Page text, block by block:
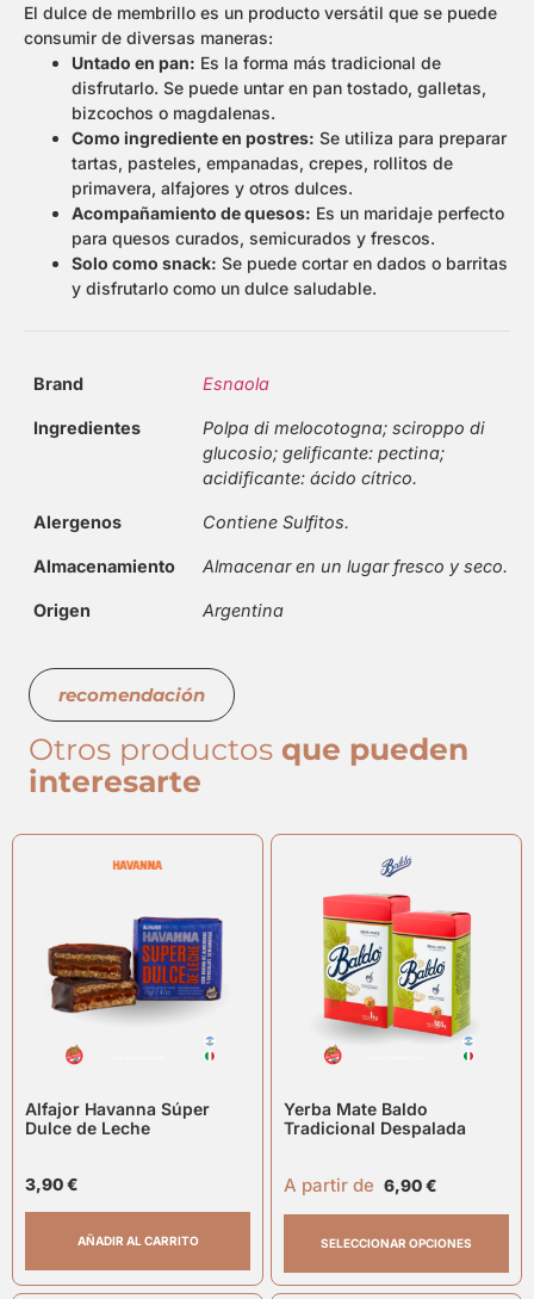
El dulce de membrillo es un producto versátil que se puede
consumir de diversas maneras:
Untado en pan: Es la forma más tradicional de
disfrutarlo. Se puede untar en pan tostado, galletas,
bizcochos o magdalenas.
Como ingrediente en postres: Se utiliza para preparar
tartas, pasteles, empanadas, crepes, rollitos de
primavera, alfajores y otros dulces.
Acompañamiento de quesos: Es un maridaje perfecto
para quesos curados, semicurados y frescos.
Solo como snack: Se puede cortar en dados o barritas
y disfrutarlo como un dulce saludable.
Brand Esnaola
Ingredientes
Polpa di melocotogna; sciroppo di
glucosio; gelificante: pectina;
acidificante: ácido cítrico.
Alergenos Contiene Sulfitos.
Almacenamiento Almacenar en un lugar fresco y seco.
Origen Argentina
recomendación
Otros productos que pueden
interesarte
Alfajor Havanna Súper
Dulce de Leche
3,90€
AÑADIR AL CARRITO
Yerba Mate Baldo
Tradicional Despalada
A partir de 6,90€
SELECCIONAR OPCIONES